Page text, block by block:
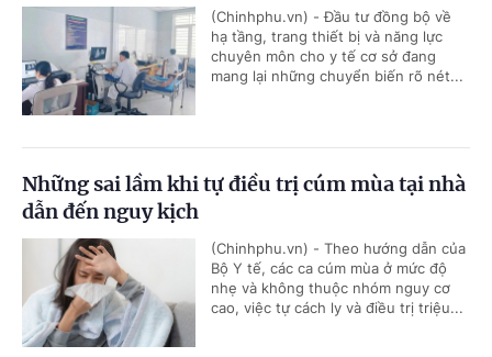
(Chinhphu.vn) - Đầu tư đồng bộ về
hạ tầng, trang thiết bị và năng lực
chuyên môn cho y tế cơ sở đang
mang lại những chuyển biến rõ nét...
Những sai lầm khi tự điều trị cúm mùa tại nhà
dẫn đến nguy kịch
(Chinhphu.vn) - Theo hướng dẫn của
Bộ Y tế, các ca cúm mùa ở mức độ
nhẹ và không thuộc nhóm nguy cơ
cao, việc tự cách ly và điều trị triệu...